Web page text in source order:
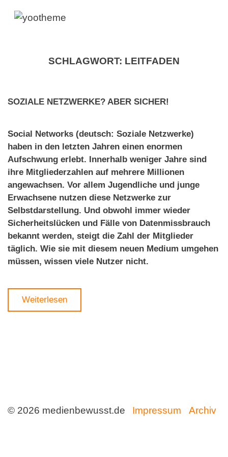
SCHLAGWORT: LEITFADEN
SOZIALE NETZWERKE? ABER SICHER!
Social Networks (deutsch: Soziale Netzwerke)
haben in den letzten Jahren einen enormen
Aufschwung erlebt. Innerhalb weniger Jahre sind
ihre Mitgliederzahlen auf mehrere Millionen
angewachsen. Vor allem Jugendliche und junge
Erwachsene nutzen diese Netzwerke zur
Selbstdarstellung. Und obwohl immer wieder
Sicherheitslücken und Fälle von Datenmissbrauch
bekannt werden, steigt die Zahl der Mitglieder
täglich. Wie sie mit diesem neuen Medium umgehen
müssen, wissen viele Nutzer nicht.
Weiterlesen
© 2026 medienbewusst.de Impressum Archiv